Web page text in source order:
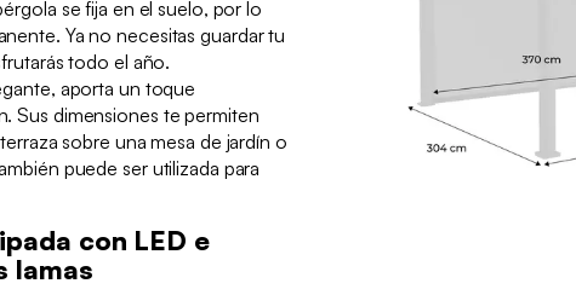
se fija en el suelo, por lo
Ya no necesitas guardar tu
todo el año.
aporta un toque
Sus dimensiones te permiten
sobre una mesa de jardín o
puede ser utilizada para
con LED e
lamas